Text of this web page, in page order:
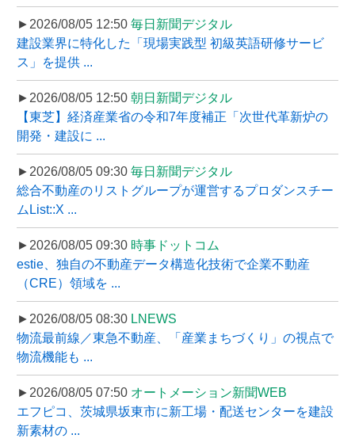
►2026/08/05 12:50 毎日新聞デジタル
建設業界に特化した「現場実践型 初級英語研修サービ
ス」を提供 ...
►2026/08/05 12:50 朝日新聞デジタル
【東芝】経済産業省の令和7年度補正「次世代革新炉の
開発・建設に ...
►2026/08/05 09:30 毎日新聞デジタル
総合不動産のリストグループが運営するプロダンスチー
ムList::X ...
►2026/08/05 09:30 時事ドットコム
estie、独自の不動産データ構造化技術で企業不動産
（CRE）領域を ...
►2026/08/05 08:30 LNEWS
物流最前線／東急不動産、「産業まちづくり」の視点で
物流機能も ...
►2026/08/05 07:50 オートメーション新聞WEB
エフピコ、茨城県坂東市に新工場・配送センターを建設
新素材の ...